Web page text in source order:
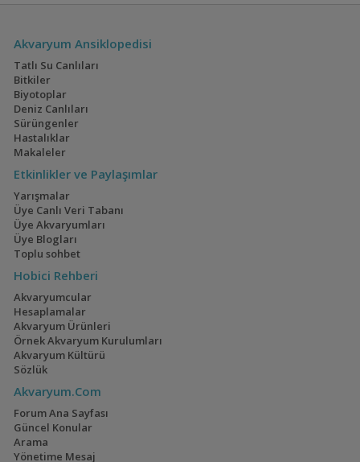
Akvaryum Ansiklopedisi
Tatlı Su Canlıları
Bitkiler
Biyotoplar
Deniz Canlıları
Sürüngenler
Hastalıklar
Makaleler
Etkinlikler ve Paylaşımlar
Yarışmalar
Üye Canlı Veri Tabanı
Üye Akvaryumları
Üye Blogları
Toplu sohbet
Hobici Rehberi
Akvaryumcular
Hesaplamalar
Akvaryum Ürünleri
Örnek Akvaryum Kurulumları
Akvaryum Kültürü
Sözlük
Akvaryum.Com
Forum Ana Sayfası
Güncel Konular
Arama
Yönetime Mesaj